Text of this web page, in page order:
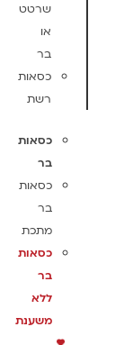
שרטט
או
בר
כסאות
רשת
כסאות
בר
כסאות
בר
מתכת
כסאות
בר
ללא
משענת